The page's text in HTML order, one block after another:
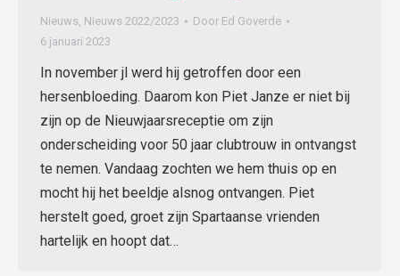
Nieuws, Nieuws 2022/2023 Door Ed Goverde
6 januari 2023
In november jl werd hij getroffen door een
hersenbloeding. Daarom kon Piet Janze er niet bij
zijn op de Nieuwjaarsreceptie om zijn
onderscheiding voor 50 jaar clubtrouw in ontvangst
te nemen. Vandaag zochten we hem thuis op en
mocht hij het beeldje alsnog ontvangen. Piet
herstelt goed, groet zijn Spartaanse vrienden
hartelijk en hoopt dat…